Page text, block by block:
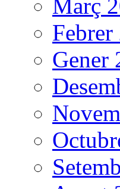
Març
Febrer
Gener